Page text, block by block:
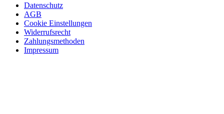
Datenschutz
AGB
Cookie Einstellungen
Widerrufsrecht
Zahlungsmethoden
Impressum